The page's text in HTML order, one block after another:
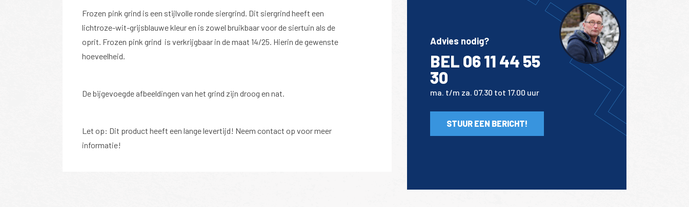
Frozen pink grind is een stijlvolle ronde siergrind. Dit siergrind heeft een
lichtroze-wit-grijsblauwe kleur en is zowel bruikbaar voor de siertuin als de
oprit. Frozen pink grind is verkrijgbaar in de maat 14/25. Hierin de gewenste
hoeveelheid.
De bijgevoegde afbeeldingen van het grind zijn droog en nat.
Let op: Dit product heeft een lange levertijd! Neem contact op voor meer
informatie!
Advies nodig?
BEL 06 11 44 55
30
ma. t/m za. 07.30 tot 17.00 uur
STUUR EEN BERICHT!